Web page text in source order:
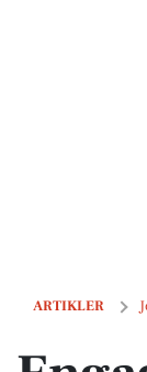
ARTIKLER
Engageret